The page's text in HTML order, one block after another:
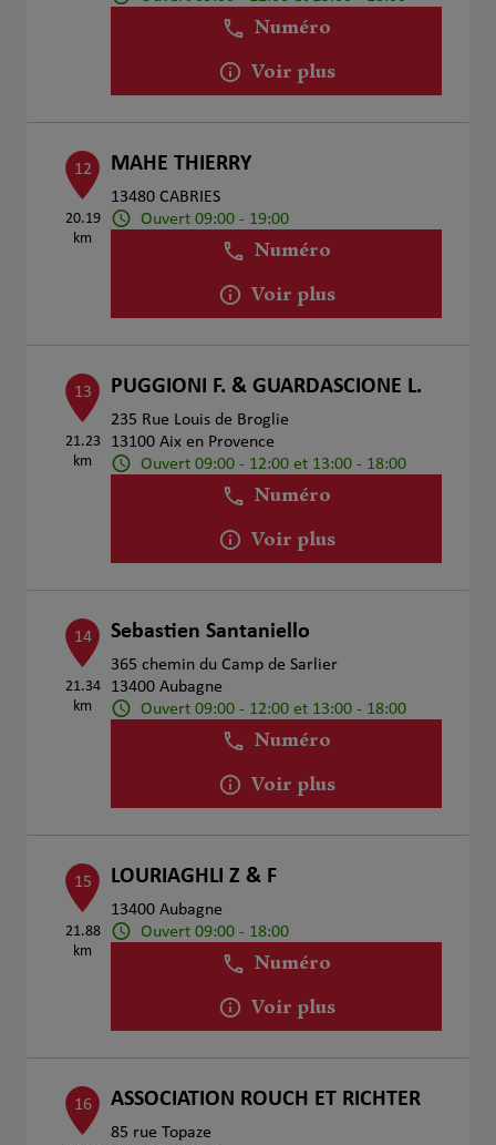
Numéro
Voir plus
12
20.19
km
MAHE THIERRY
13480 CABRIES
Ouvert 09:00 - 19:00
Numéro
Voir plus
13
21.23
km
PUGGIONI F. & GUARDASCIONE L.
235 Rue Louis de Broglie
13100 Aix en Provence
Ouvert 09:00 - 12:00 et 13:00 - 18:00
Numéro
Voir plus
14
21.34
km
Sebastien Santaniello
365 chemin du Camp de Sarlier
13400 Aubagne
Ouvert 09:00 - 12:00 et 13:00 - 18:00
Numéro
Voir plus
15
21.88
km
LOURIAGHLI Z & F
13400 Aubagne
Ouvert 09:00 - 18:00
Numéro
Voir plus
16 ASSOCIATION ROUCH ET RICHTER
85 rue Topaze